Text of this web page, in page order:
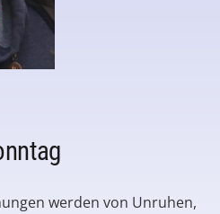
werden von Unruhen,